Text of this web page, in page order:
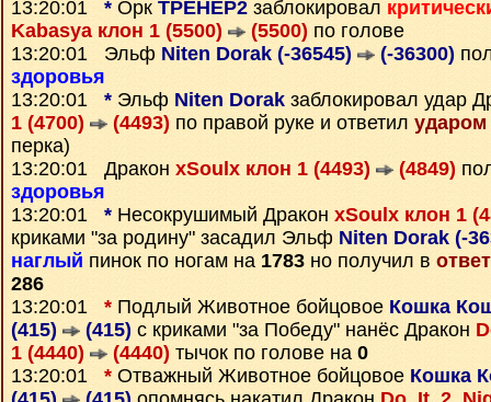
13:20:01 * Орк TPEHEP2 заблокировал
Kabasya клон 1 (5500)
(5500) по голове
13:20:01 Эльф Niten Dorak (-36545) (-36300)
здоровья
13:20:01 * Эльф Niten Dorak заблокировал удар
1 (4700)
(4493) по правой руке и ответил ударом
перка)
13:20:01 Дракон xSoulx клон 1 (4493) (4849)
здоровья
13:20:01 * Несокрушимый Дракон xSoulx клон 1
криками "за родину" засадил Эльф Niten Dorak (-
наглый пинок по ногам на 1783 но получил в ответ
286
13:20:01 * Подлый Животное бойцовое Кошка
(415)
(415) с криками "за Победу" нанёс Дракон
1 (4440)
(4440) тычок по голове на 0
13:20:01 * Отважный Животное бойцовое Кошка